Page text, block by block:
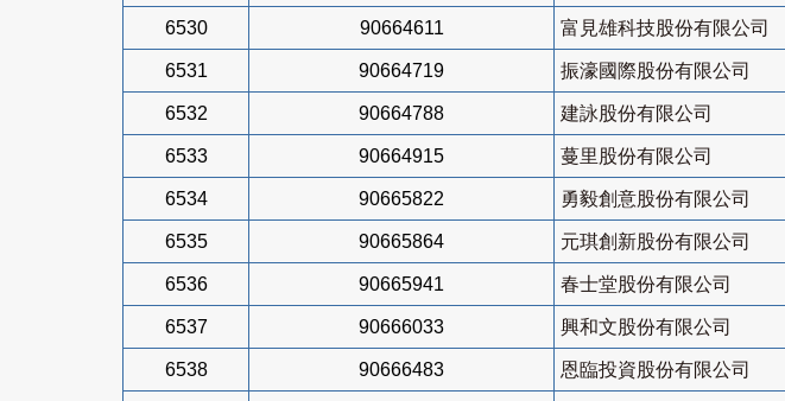
6530 90664611 富見雄科技股份有限公司
6531 90664719 振濠國際股份有限公司
6532 90664788 建詠股份有限公司
6533 90664915 蔓里股份有限公司
6534 90665822 勇毅創意股份有限公司
6535 90665864 元琪創新股份有限公司
6536 90665941 春士堂股份有限公司
6537 90666033 興和文股份有限公司
6538 90666483 恩臨投資股份有限公司